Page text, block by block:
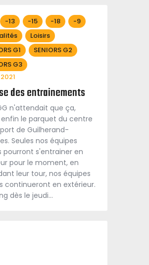
-13 -15 -18
-9
Loisirs
G1
SENIORS G2
G3
des entrainements
n'attendait que ça,
le parquet du centre
de Guilherand-
Seules nos équipes
pourront s'entrainer en
pour le moment, en
leur tour, nos équipes
continueront en extérieur.
dès le jeudi…